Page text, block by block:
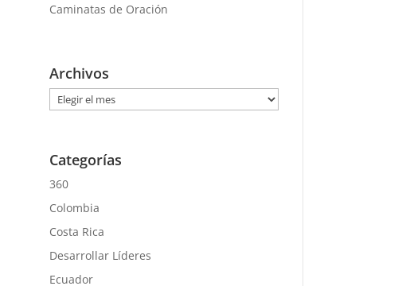
Caminatas de Oración
Archivos
Archivos
Categorías
360
Colombia
Costa Rica
Desarrollar Líderes
Ecuador